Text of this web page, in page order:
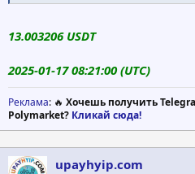
13.003206 USDT
2025-01-17 08:21:00 (UTC)
Реклама: 🔥 Хочешь получить
Polymarket? Кликай сюда!
upayhyip.com